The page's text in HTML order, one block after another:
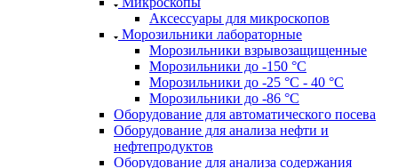
Аксессуары для микроскопов
Морозильники лабораторные
Морозильники взрывозащищенные
Морозильники до -150 °С
Морозильники до -25 °С - 40 °С
Морозильники до -86 °С
Оборудование для автоматического посева
Оборудование для анализа нефти и
нефтепродуктов
Оборудование для анализа содержания